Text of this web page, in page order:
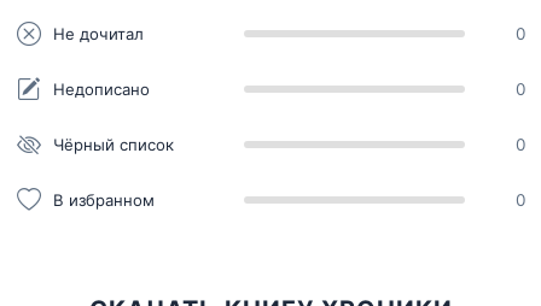
Не дочитал 0
Недописано 0
Чёрный список 0
В избранном 0